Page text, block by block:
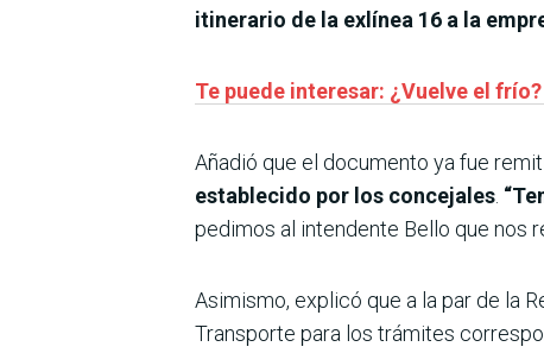
itinerario de la exlínea 16 a la
Te puede interesar: ¿Vuelve el
Añadió que el documento ya fue
establecido por los concejales
pedimos al intendente Bello que nos
Asimismo, explicó que a la par de la
Transporte para los trámites